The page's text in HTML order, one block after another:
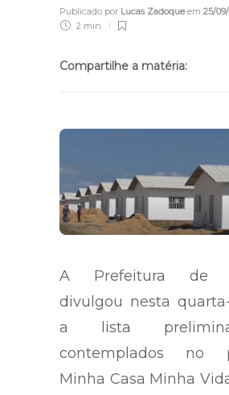
Publicado por Lucas Zadoqueem 25/
2 min
Compartilhe a matéria:
A Prefeitura de
divulgou nesta
a lista
contemplados no
Minha Casa Minha